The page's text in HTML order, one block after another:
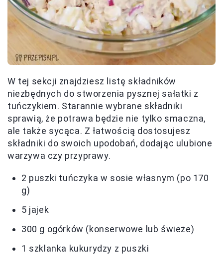
W tej sekcji znajdziesz listę składników
niezbędnych do stworzenia pysznej sałatki z
tuńczykiem. Starannie wybrane składniki
sprawią, że potrawa będzie nie tylko smaczna,
ale także sycąca. Z łatwością dostosujesz
składniki do swoich upodobań, dodając ulubione
warzywa czy przyprawy.
2 puszki tuńczyka w sosie własnym (po 170
g)
5 jajek
300 g ogórków (konserwowe lub świeże)
1 szklanka kukurydzy z puszki